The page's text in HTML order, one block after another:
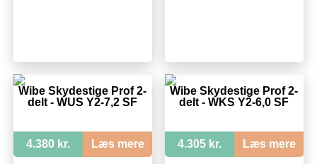
Wibe Skydestige Prof 2-
delt - WUS Y2-7,2 SF
4.380 kr. Læs mere
Wibe Skydestige Prof 2-
delt - WKS Y2-6,0 SF
4.305 kr. Læs mere